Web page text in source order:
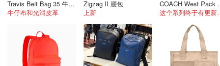
Travis Belt Bag 35 牛仔布挂饰腰包
牛仔布和光滑皮革
Zigzag II 腰包
上新
这个系